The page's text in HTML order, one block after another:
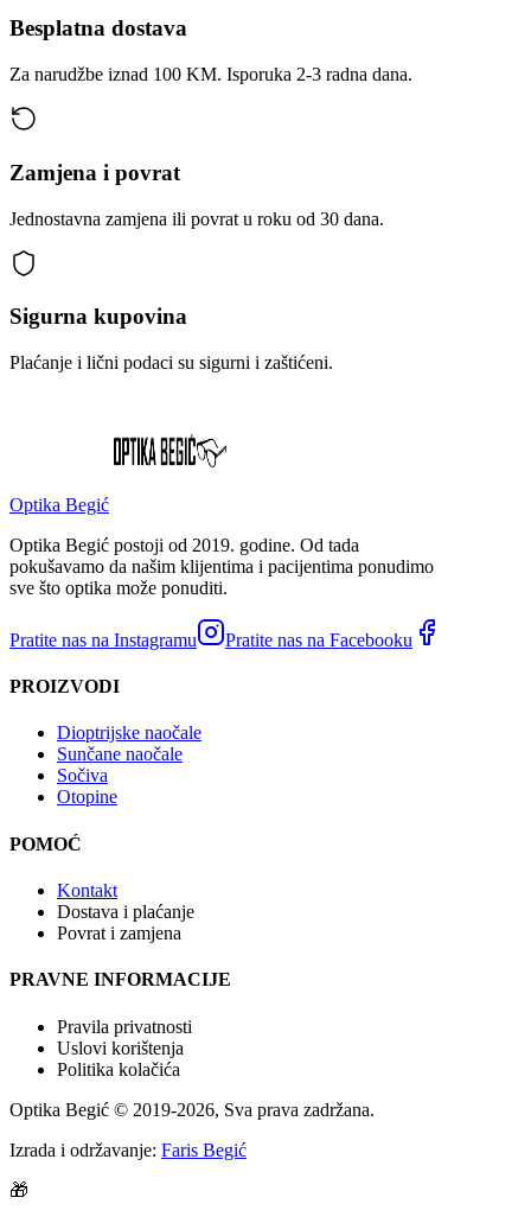
Besplatna dostava
Za narudžbe iznad 100 KM. Isporuka 2-3 radna dana.
Zamjena i povrat
Jednostavna zamjena ili povrat u roku od 30 dana.
Sigurna kupovina
Plaćanje i lični podaci su sigurni i zaštićeni.
Optika Begić
Optika Begić postoji od 2019. godine. Od tada
pokušavamo da našim klijentima i pacijentima ponudimo
sve što optika može ponuditi.
Pratite nas na Instagramu Pratite nas na Facebooku
PROIZVODI
Dioptrijske naočale
Sunčane naočale
Sočiva
Otopine
POMOĆ
Kontakt
Dostava i plaćanje
Povrat i zamjena
PRAVNE INFORMACIJE
Pravila privatnosti
Uslovi korištenja
Politika kolačića
Optika Begić © 2019-2026, Sva prava zadržana.
Izrada i održavanje: Faris Begić
🎁